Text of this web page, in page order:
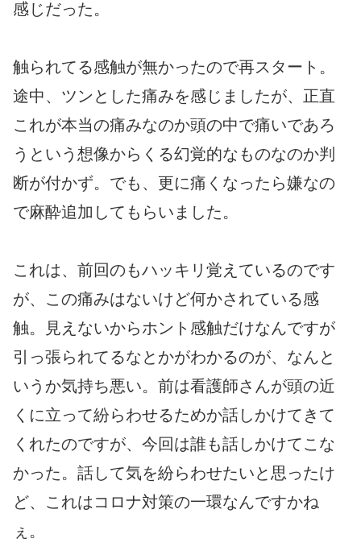
感じだった。
触られてる感触が無かったので再スタート。
途中、ツンとした痛みを感じましたが、正直
これが本当の痛みなのか頭の中で痛いであろ
うという想像からくる幻覚的なものなのか判
断が付かず。でも、更に痛くなったら嫌なの
で麻酔追加してもらいました。
これは、前回のもハッキリ覚えているのです
が、この痛みはないけど何かされている感
触。見えないからホント感触だけなんですが
引っ張られてるなとかがわかるのが、なんと
いうか気持ち悪い。前は看護師さんが頭の近
くに立って紛らわせるためか話しかけてきて
くれたのですが、今回は誰も話しかけてこな
かった。話して気を紛らわせたいと思ったけ
ど、これはコロナ対策の一環なんですかね
ぇ。